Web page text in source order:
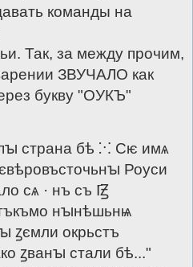
команды на
Так, за между прочим,
ЗВУЧАЛО как
букву "ОУКЪ"
страна бѣ ⁙ Сѥ имѧ
Роуси
сѧ · нъ съ І҃Ꙃ
нꙑнѣшьнѩ
ꙁємли окрьстъ
ꙁванꙑ стали бѣ..."